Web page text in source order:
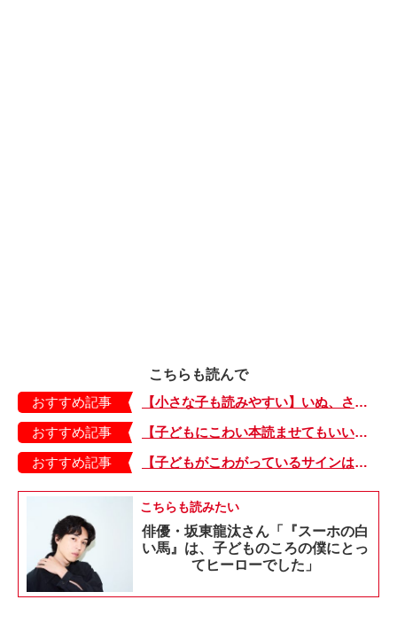
こちらも読んで
おすすめ記事
【小さな子も読みやすい】いぬ、さる、うさぎ、ゴリラにあひる…動物たちのまねっこできるかな？『まねまねっこ』発売中！
おすすめ記事
【子どもにこわい本読ませてもいいの？】「子どもはどのようなものにこわさを感じやすいのでしょうか？」
おすすめ記事
【子どもがこわがっているサインは？】「読み聞かせのとき、子どもがこわがっていると判断できるサインを教えてください！」
こちらも読みたい
俳優・坂東龍汰さん「『スーホの白
い馬』は、子どものころの僕にとっ
てヒーローでした」